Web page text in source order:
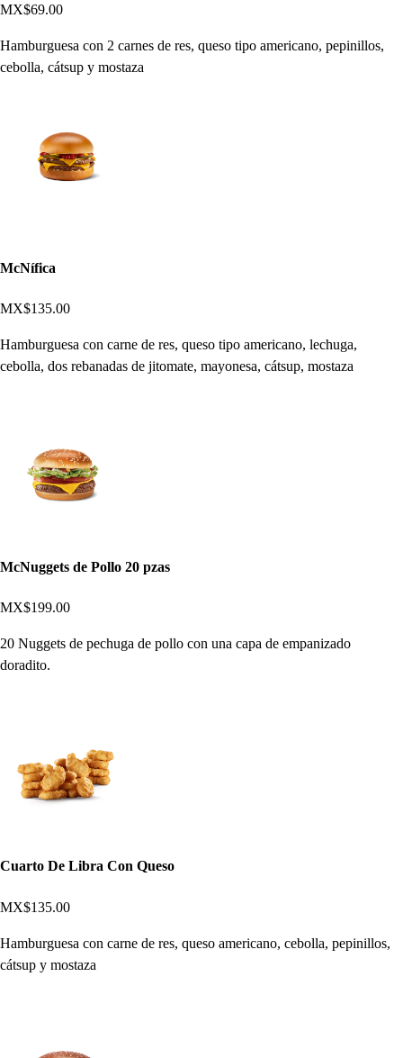
MX$69.00
Hamburguesa con 2 carnes de res, queso tipo americano, pepinillos,
cebolla, cátsup y mostaza
McNífica
MX$135.00
Hamburguesa con carne de res, queso tipo americano, lechuga,
cebolla, dos rebanadas de jitomate, mayonesa, cátsup, mostaza
McNuggets de Pollo 20 pzas
MX$199.00
20 Nuggets de pechuga de pollo con una capa de empanizado
doradito.
Cuarto De Libra Con Queso
MX$135.00
Hamburguesa con carne de res, queso americano, cebolla, pepinillos,
cátsup y mostaza